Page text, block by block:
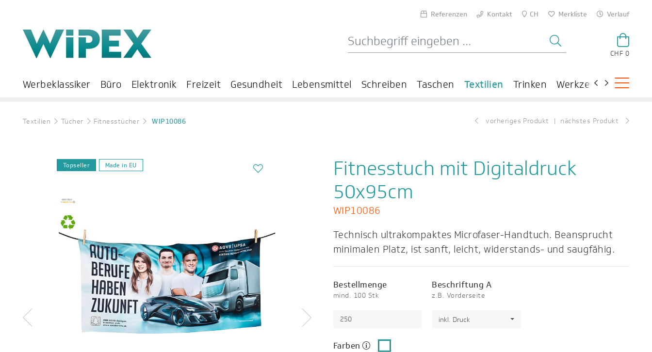
Referenzen Kontakt CH Merkliste Verlauf
CHF 0
Werbeklassiker Büro Elektronik Freizeit Gesundheit Lebensmittel Schreiben Taschen Textilien Trinken Werkzeuge
Textilien Tücher Fitnesstücher WIP10086 vorheriges Produkt nächstes Produkt
Topseller Made in EU
Weiter
Fitnesstuch mit Digitaldruck
50x95cm
WIP10086
Technisch ultrakompaktes Microfaser-Handtuch. Beansprucht
minimalen Platz, ist sanft, leicht, widerstands- und saugfähig.
Bestellmenge
mind. 100 Stk
Beschriftung A
z.B. Vorderseite
inkl. Druck
Farben